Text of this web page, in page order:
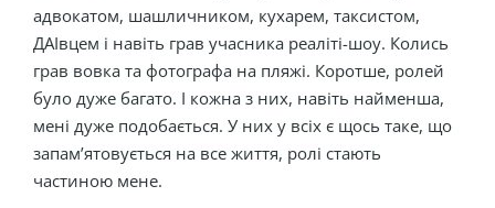
адвокатом, шашличником, кухарем, таксистом,
ДАІвцем і навіть грав учасника реаліті-шоу. Колись
грав вовка та фотографа на пляжі. Коротше, ролей
було дуже багато. І кожна з них, навіть найменша,
мені дуже подобається. У них у всіх є щось таке, що
запам’ятовується на все життя, ролі стають
частиною мене.